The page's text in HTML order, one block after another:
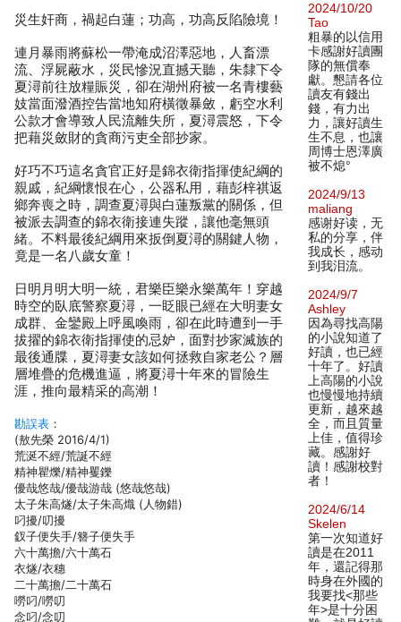
災生奸商，禍起白蓮；功高，功高反陷險境！
連月暴雨將蘇松一帶淹成沼澤惡地，人畜漂
流、浮屍蔽水，災民慘況直撼天聽，朱隸下令
夏潯前往放糧賑災，卻在湖州府被一名青樓藝
妓當面潑酒控告當地知府橫徵暴斂，虧空水利
公款才會導致人民流離失所，夏潯震怒，下令
把藉災斂財的貪商污吏全部抄家。
好巧不巧這名貪官正好是錦衣衛指揮使紀綱的
親戚，紀綱懷恨在心，公器私用，藉彭梓祺返
鄉奔喪之時，調查夏潯與白蓮叛黨的關係，但
被派去調查的錦衣衛接連失蹤，讓他毫無頭
緒。不料最後紀綱用來扳倒夏潯的關鍵人物，
竟是一名八歲女童！
日明月明大明一統，君樂臣樂永樂萬年！穿越
時空的臥底警察夏潯，一眨眼已經在大明妻女
成群、金鑾殿上呼風喚雨，卻在此時遭到一手
拔擢的錦衣衛指揮使的忌妒，面對抄家滅族的
最後通牒，夏潯妻女該如何拯救自家老公？層
層堆疊的危機進逼，將夏潯十年來的冒險生
涯，推向最精采的高潮！
勘誤表 ：
(敖先榮 2016/4/1)
荒涎不經/荒誕不經
精神瞿爍/精神矍鑠
優哉悠哉/優哉游哉 (悠哉悠哉)
太子朱高燧/太子朱高熾 (人物錯)
叼擾/叨擾
釵子便失手/簪子便失手
六十萬擔/六十萬石
衣燧/衣穗
二十萬擔/二十萬石
嘮叼/嘮叨
念叼/念叨
2024/10/20
Tao
粗暴的以信用
卡感謝好讀團
隊的無償奉
獻。懇請各位
讀友有錢出
錢，有力出
力，讓好讀生
生不息，也讓
周博士恩澤廣
被不熄°
2024/9/13
maliang
感谢好读，无
私的分享，伴
我成长，感动
到我泪流。
2024/9/7
Ashley
因為尋找高陽
的小說知道了
好讀，也已經
十年了。好讀
上高陽的小說
也慢慢地持續
更新，越來越
全，而且質量
上佳，值得珍
藏。感謝好
讀！感謝校對
者！
2024/6/14
Skelen
第一次知道好
讀是在2011
年，還記得那
時身在外國的
我要找<那些
年>是十分困